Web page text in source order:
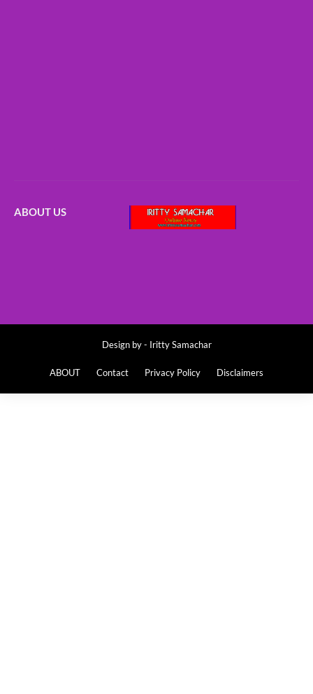
ABOUT US
Design by - Iritty Samachar
ABOUT Contact Privacy Policy Disclaimers